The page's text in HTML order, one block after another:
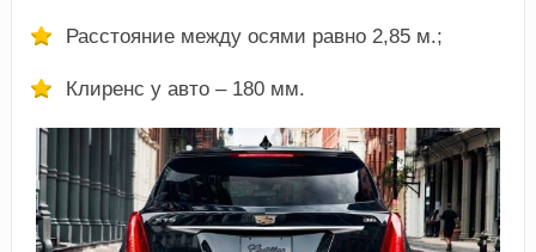
Расстояние между осями равно 2,85 м.;
Клиренс у авто – 180 мм.